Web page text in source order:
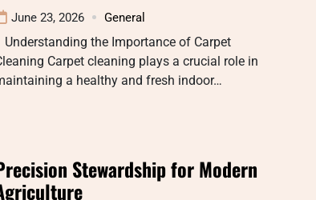
June 23, 2026 General
Understanding the Importance of Carpet
Carpet cleaning plays a crucial role in
a healthy and fresh indoor…
Stewardship for Modern